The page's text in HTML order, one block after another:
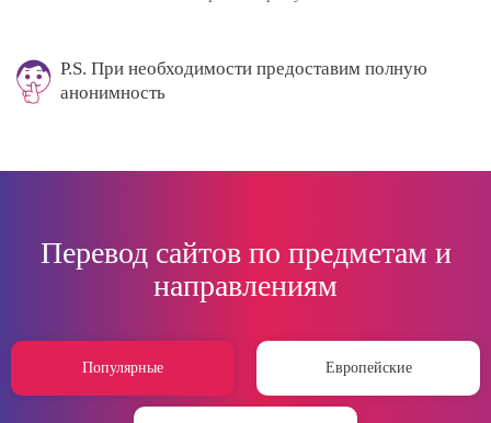
P.S. При необходимости предоставим полную
анонимность
Перевод сайтов по предметам и
направлениям
Популярные Европейские